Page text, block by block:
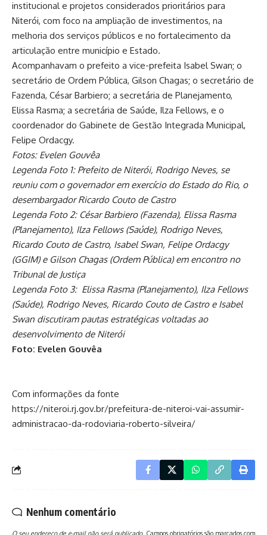
institucional e projetos considerados prioritários para
Niterói, com foco na ampliação de investimentos, na
melhoria dos serviços públicos e no fortalecimento da
articulação entre município e Estado.
Acompanhavam o prefeito a vice-prefeita Isabel Swan; o
secretário de Ordem Pública, Gilson Chagas; o secretário de
Fazenda, César Barbiero; a secretária de Planejamento,
Elissa Rasma; a secretária de Saúde, Ilza Fellows, e o
coordenador do Gabinete de Gestão Integrada Municipal,
Felipe Ordacgy.
Fotos: Evelen Gouvêa
Legenda Foto 1: Prefeito de Niterói, Rodrigo Neves, se
reuniu com o governador em exercício do Estado do Rio, o
desembargador Ricardo Couto de Castro
Legenda Foto 2: César Barbiero (Fazenda), Elissa Rasma
(Planejamento), Ilza Fellows (Saúde), Rodrigo Neves,
Ricardo Couto de Castro, Isabel Swan, Felipe Ordacgy
(GGIM) e Gilson Chagas (Ordem Pública) em encontro no
Tribunal de Justiça
Legenda Foto 3: Elissa Rasma (Planejamento), Ilza Fellows
(Saúde), Rodrigo Neves, Ricardo Couto de Castro e Isabel
Swan discutiram pautas estratégicas voltadas ao
desenvolvimento de Niterói
Foto: Evelen Gouvêa
Com informações da fonte
https://niteroi.rj.gov.br/prefeitura-de-niteroi-vai-assumir-
administracao-da-rodoviaria-roberto-silveira/
Nenhum comentário
O seu endereço de e-mail não será publicado. Campos obrigatórios são marcados com